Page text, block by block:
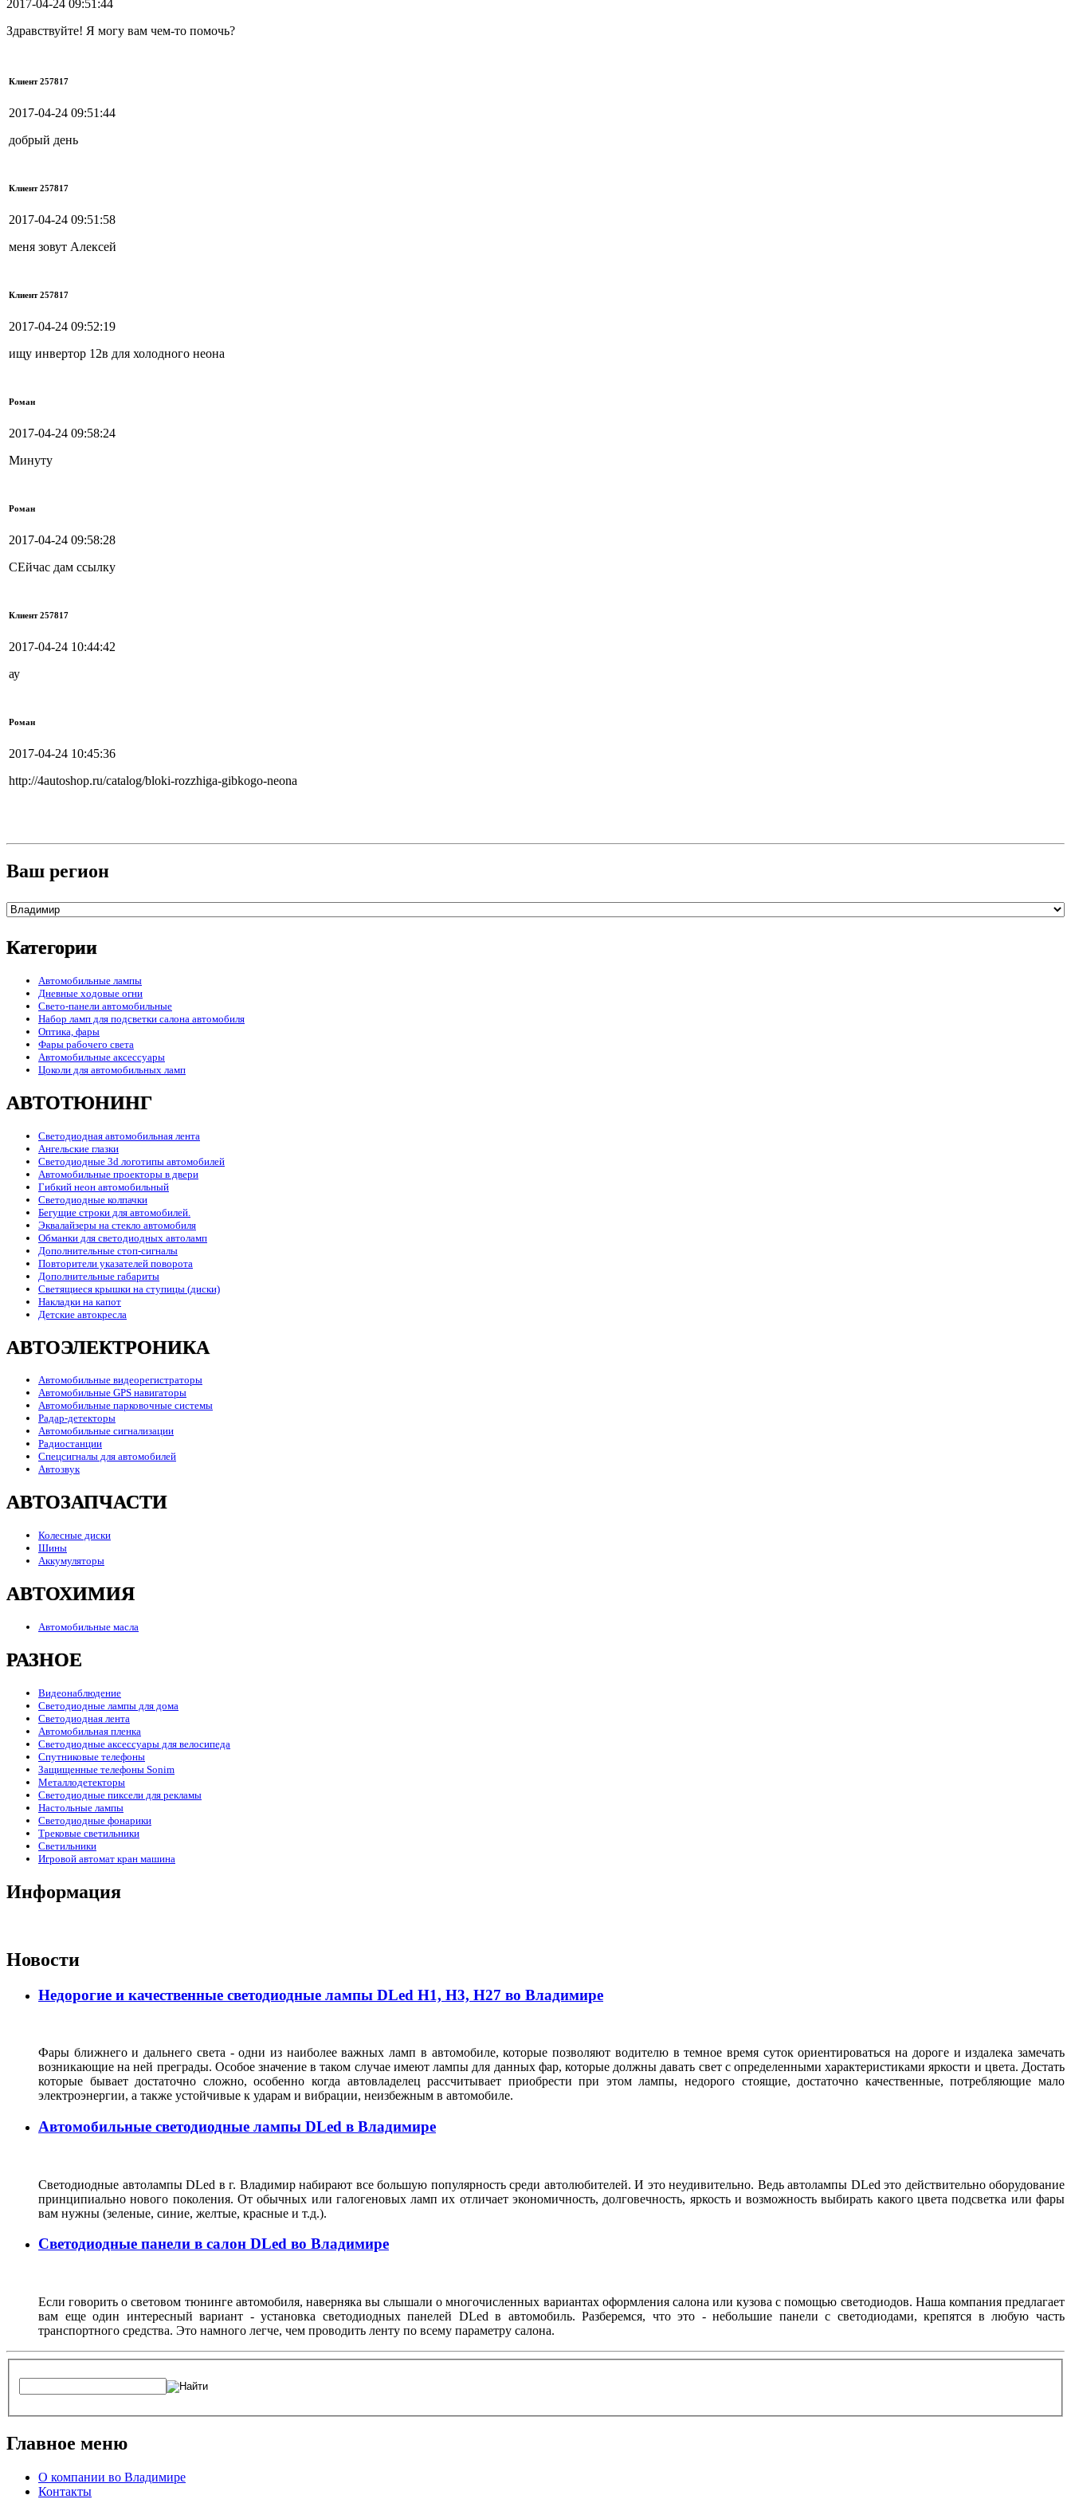
2017-04-24 09:51:44
Здравствуйте! Я могу вам чем-то помочь?
Клиент 257817
2017-04-24 09:51:44
добрый день
Клиент 257817
2017-04-24 09:51:58
меня зовут Алексей
Клиент 257817
2017-04-24 09:52:19
ищу инвертор 12в для холодного неона
Роман
2017-04-24 09:58:24
Минуту
Роман
2017-04-24 09:58:28
СЕйчас дам ссылку
Клиент 257817
2017-04-24 10:44:42
ау
Роман
2017-04-24 10:45:36
http://4autoshop.ru/catalog/bloki-rozzhiga-gibkogo-neona
Ваш регион
Категории
Автомобильные лампы
Дневные ходовые огни
Свето-панели автомобильные
Набор ламп для подсветки салона автомобиля
Оптика, фары
Фары рабочего света
Автомобильные аксессуары
Цоколи для автомобильных ламп
АВТОТЮНИНГ
Светодиодная автомобильная лента
Ангельские глазки
Светодиодные 3d логотипы автомобилей
Автомобильные проекторы в двери
Гибкий неон автомобильный
Светодиодные колпачки
Бегущие строки для автомобилей.
Эквалайзеры на стекло автомобиля
Обманки для светодиодных автоламп
Дополнительные стоп-сигналы
Повторители указателей поворота
Дополнительные габариты
Светящиеся крышки на ступицы (диски)
Накладки на капот
Детские автокресла
АВТОЭЛЕКТРОНИКА
Автомобильные видеорегистраторы
Автомобильные GPS навигаторы
Автомобильные парковочные системы
Радар-детекторы
Автомобильные сигнализации
Радиостанции
Спецсигналы для автомобилей
Автозвук
АВТОЗАПЧАСТИ
Колесные диски
Шины
Аккумуляторы
АВТОХИМИЯ
Автомобильные масла
РАЗНОЕ
Видеонаблюдение
Светодиодные лампы для дома
Светодиодная лента
Автомобильная пленка
Светодиодные аксессуары для велосипеда
Спутниковые телефоны
Защищенные телефоны Sonim
Металлодетекторы
Светодиодные пиксели для рекламы
Настольные лампы
Светодиодные фонарики
Трековые светильники
Светильники
Игровой автомат кран машина
Информация
Новости
Недорогие и качественные светодиодные лампы DLed Н1, Н3, Н27 во Владимире
Фары ближнего и дальнего света - одни из наиболее важных ламп в автомобиле, которые позволяют водителю в темное время суток ориентироваться на дороге и издалека замечать
возникающие на ней преграды. Особое значение в таком случае имеют лампы для данных фар, которые должны давать свет с определенными характеристиками яркости и цвета. Достать
которые бывает достаточно сложно, особенно когда автовладелец рассчитывает приобрести при этом лампы, недорого стоящие, достаточно качественные, потребляющие мало
электроэнергии, а также устойчивые к ударам и вибрации, неизбежным в автомобиле.
Автомобильные светодиодные лампы DLed в Владимире
Светодиодные автолампы DLed в г. Владимир набирают все большую популярность среди автолюбителей. И это неудивительно. Ведь автолампы DLed это действительно оборудование
принципиально нового поколения. От обычных или галогеновых ламп их отличает экономичность, долговечность, яркость и возможность выбирать какого цвета подсветка или фары
вам нужны (зеленые, синие, желтые, красные и т.д.).
Светодиодные панели в салон DLed во Владимире
Если говорить о световом тюнинге автомобиля, наверняка вы слышали о многочисленных вариантах оформления салона или кузова с помощью светодиодов. Наша компания предлагает
вам еще один интересный вариант - установка светодиодных панелей DLed в автомобиль. Разберемся, что это - небольшие панели с светодиодами, крепятся в любую часть
транспортного средства. Это намного легче, чем проводить ленту по всему параметру салона.
Главное меню
О компании во Владимире
Контакты